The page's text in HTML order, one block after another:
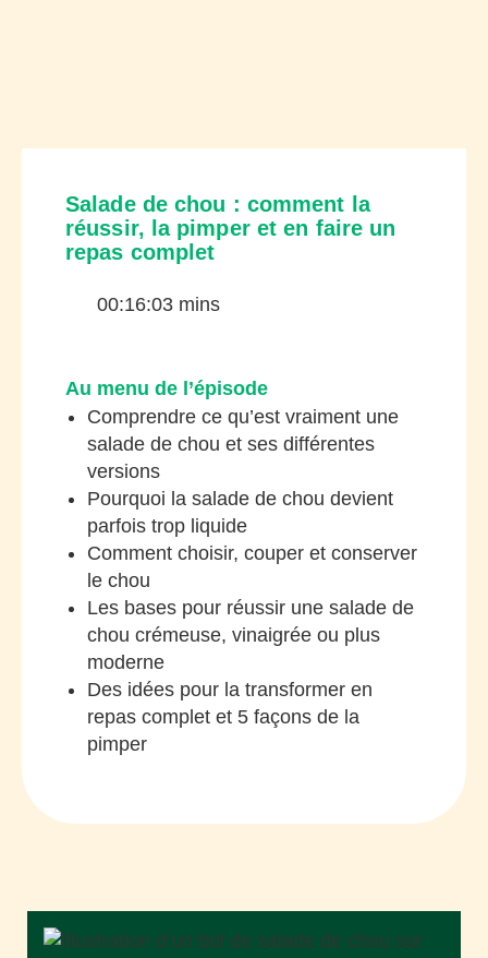
Salade de chou : comment la
réussir, la pimper et en faire un
repas complet
00:16:03 mins
Au menu de l’épisode
Comprendre ce qu’est vraiment une
salade de chou et ses différentes
versions
Pourquoi la salade de chou devient
parfois trop liquide
Comment choisir, couper et conserver
le chou
Les bases pour réussir une salade de
chou crémeuse, vinaigrée ou plus
moderne
Des idées pour la transformer en
repas complet et 5 façons de la
pimper